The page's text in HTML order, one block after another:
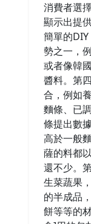
消費者選
顯示出提
簡單的
勢之一，
或者像韓
醬料。第
合，例如
麵條、已
條提出數
高於一般
薩的料都
還不少。
生菜蔬果
的半成品
餅等等的